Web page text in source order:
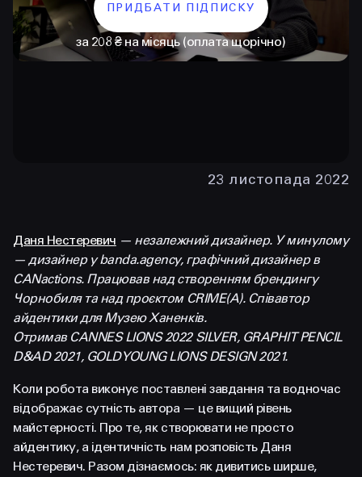
+38 097 015 92 72
hello@prjctr.com
INSTAGRAM TELEGRAM YOUTUBE
FACEBOOK LINKEDIN
ПРИДБАТИ ПІДПИСКУ
за 208 ₴ на місяць (оплата щорічно)
23 листопада 2022
Даня Нестеревич — незалежнийдизайнер. У минулому
— дизайнер у banda.agency, графічний дизайнер в
CANactions. Працював над створенням брендингу
Чорнобиля та над проєктом CRIME(A). Співавтор
айдентики для Музею Ханенків.
Отримав CANNES LIONS 2022 SILVER, GRAPHIT PENCIL
D&AD 2021, GOLD YOUNG LIONS DESIGN 2021.
Коли робота виконує поставлені завдання та водночас
відображає сутність автора — це вищий рівень
майстерності. Про те, як створювати не просто
айдентику, а ідентичність нам розповість Даня
Нестеревич. Разом дізнаємось: як дивитись ширше,